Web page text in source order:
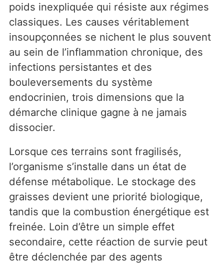
poids inexpliquée qui résiste aux régimes
classiques. Les causes véritablement
insoupçonnées se nichent le plus souvent
au sein de l’inflammation chronique, des
infections persistantes et des
bouleversements du système
endocrinien, trois dimensions que la
démarche clinique gagne à ne jamais
dissocier.
Lorsque ces terrains sont fragilisés,
l’organisme s’installe dans un état de
défense métabolique. Le stockage des
graisses devient une priorité biologique,
tandis que la combustion énergétique est
freinée. Loin d’être un simple effet
secondaire, cette réaction de survie peut
être déclenchée par des agents